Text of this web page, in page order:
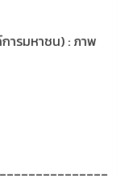
ารมหาชน) : ภาพ